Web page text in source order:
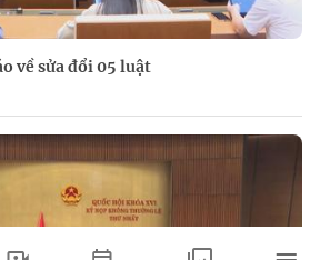
về sửa đổi 05 luật